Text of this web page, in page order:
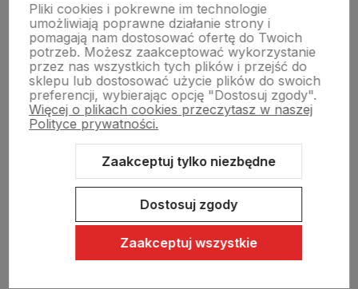
Swiat Edibutik
Sklep internetowy Shoper Premium
Szablon Shoper Modern 3.0™
Pliki cookies i pokrewne im technologie
umożliwiają poprawne działanie strony i
pomagają nam dostosować ofertę do Twoich
potrzeb. Możesz zaakceptować wykorzystanie
przez nas wszystkich tych plików i przejść do
sklepu lub dostosować użycie plików do swoich
preferencji, wybierając opcję "Dostosuj zgody".
Więcej o plikach cookies przeczytasz w naszej
Polityce prywatności.
Zaakceptuj tylko niezbędne
Dostosuj zgody
Zaakceptuj wszystkie